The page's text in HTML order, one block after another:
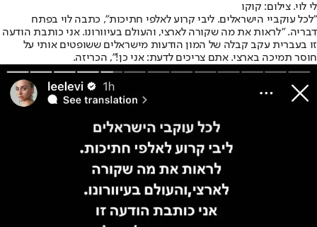
לי לוי. צילום: קוקו
"לכל עוקביי הישראלים. ליבי קרוע לאלפי חתיכות", כתבה לוי בפתח
דבריה. "לראות את מה שקורה לארצי, והעולם בעיוורונו. אני כותבת הודעה
זו בעברית עקב קבלה של המון הודעות מישראלים ששופטים אותי על
חוסר תמיכה בארצי. אתם צריכים לדעת: אני כן!", הכריזה.